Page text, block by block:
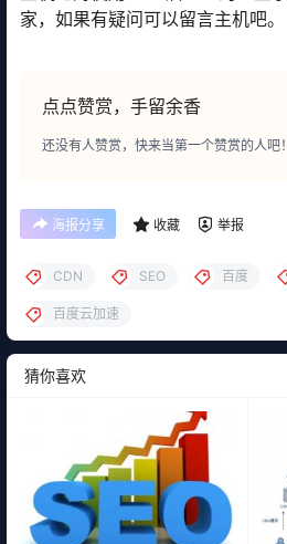
家，如果有疑问可以留言主机吧。
点点赞赏，手留余香
还没有人赞赏，快来当第一个赞赏的人吧！
海报分享 收藏 举报
CDN SEO 百度
百度云加速
猜你喜欢